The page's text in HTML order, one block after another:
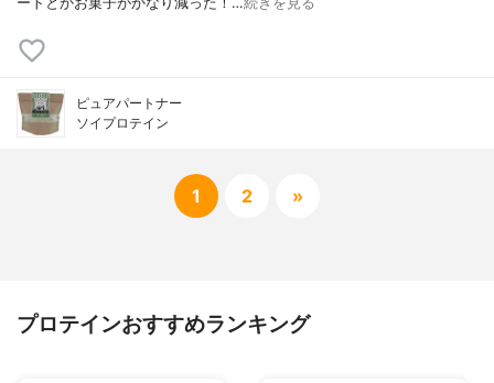
ピュアパートナー
ソイプロテイン
1 2 »
プロテインおすすめランキング